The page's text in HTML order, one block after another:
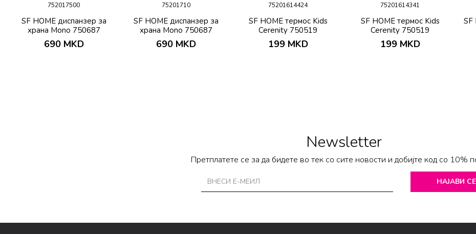
752017500
SF HOME диспанзер за
храна Mono 750687
690 MKD
75201710
SF HOME диспанзер за
храна Mono 750687
690 MKD
75201614424
SF HOME термос Kids
Cerenity 750519
199 MKD
75201614341
SF HOME термос Kids
Cerenity 750519
199 MKD
SF
Newsletter
Претплатете се за да бидете во тек со сите новости и добијте код со 10%
НАЈАВИ СЕ